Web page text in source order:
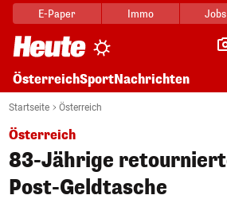
E-Paper Immo Jobs
ÖsterreichSportNachrichten
Startseite Österreich
Österreich
83-Jährige
Post-Geldtasche